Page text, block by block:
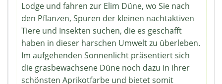
Lodge und fahren zur Elim Düne, wo Sie nach
den Pflanzen, Spuren der kleinen nachtaktiven
Tiere und Insekten suchen, die es geschafft
haben in dieser harschen Umwelt zu überleben.
Im aufgehenden Sonnenlicht präsentiert sich
die grasbewachsene Düne noch dazu in ihrer
schönsten Aprikotfarbe und bietet somit